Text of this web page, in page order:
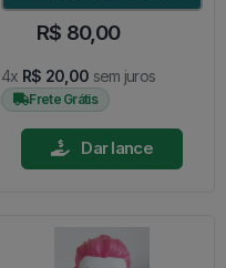
R$ 80,00
4x R$ 20,00 sem juros
Frete Grátis
Dar lance